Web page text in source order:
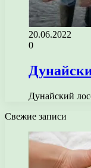
20.06.2022
0
Дунайский
Свежие записи